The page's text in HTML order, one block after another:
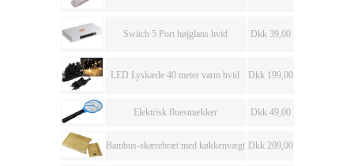
Switch 5 Port højglans hvid Dkk 39,00
LED Lyskæde 40 meter varm hvid Dkk 199,00
Elektrisk fluesmækker Dkk 49,00
Bambus-skærebræt med køkkenvægt Dkk 209,00